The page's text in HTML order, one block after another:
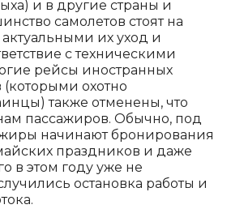
и в другие страны и
самолетов стоят на
их уход и
с техническими
рейсы иностранных
охотно
также отменены, что
пассажиров. Обычно, под
начинают бронирования
праздников и даже
в этом году уже не
остановка работы и